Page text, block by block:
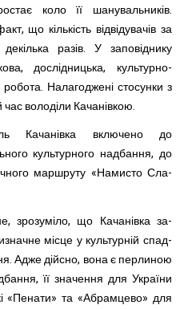
коло її шанувальників.
що кількість відвідувачів за
разів. У заповіднику
дослідницька, культурно-
Налагоджені стосунки з
володіли Качанівкою.
Качанівка включено до
культурного надбання, до
маршруту «Намисто Сла­
зрозуміло, що Качанівка за­
місце у культурній спад­
Адже дійсно, вона є перлиною
її значення для України
«Пенати» та «Абрамцево» для